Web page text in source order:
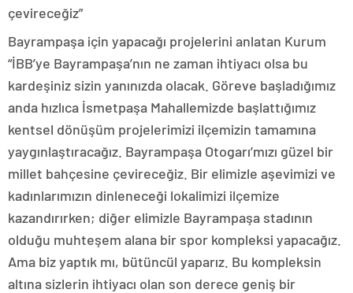
çevireceğiz”
Bayrampaşa için yapacağı projelerini anlatan Kurum
“İBB’ye Bayrampaşa’nın ne zaman ihtiyacı olsa bu
kardeşiniz sizin yanınızda olacak. Göreve başladığımız
anda hızlıca İsmetpaşa Mahallemizde başlattığımız
kentsel dönüşüm projelerimizi ilçemizin tamamına
yaygınlaştıracağız. Bayrampaşa Otogarı’mızı güzel bir
millet bahçesine çevireceğiz. Bir elimizle aşevimizi ve
kadınlarımızın dinleneceği lokalimizi ilçemize
kazandırırken; diğer elimizle Bayrampaşa stadının
olduğu muhteşem alana bir spor kompleksi yapacağız.
Ama biz yaptık mı, bütüncül yaparız. Bu kompleksin
altına sizlerin ihtiyacı olan son derece geniş bir